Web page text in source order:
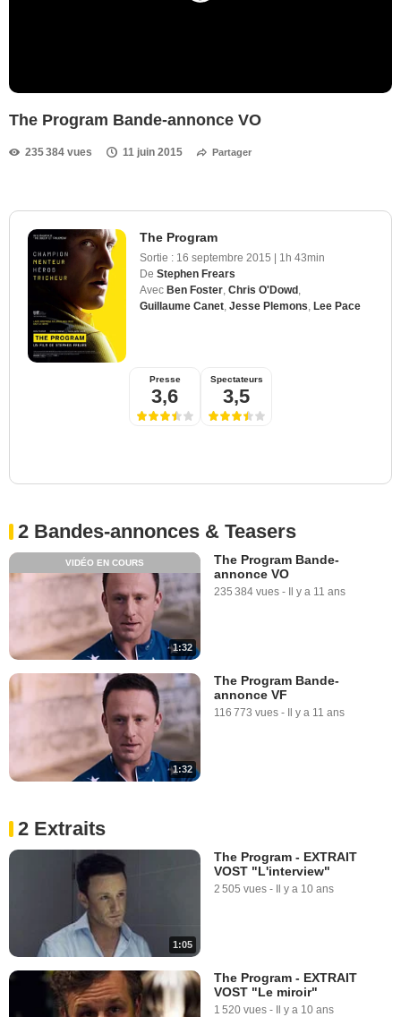
The Program Bande-annonce VO
235 384 vues 11 juin 2015 Partager
The Program
Sortie : 16 septembre 2015 | 1h 43min
De Stephen Frears
Avec Ben Foster Chris O'Dowd
Guillaume Canet Jesse Plemons Lee Pace
Presse
3,6
Spectateurs
3,5
2 Bandes-annonces & Teasers
1:32
VIDÉO EN COURS
The Program Bande-
annonce VO
235 384 vues - Il y a 11 ans
1:32
The Program Bande-
annonce VF
116 773 vues - Il y a 11 ans
2 Extraits
1:05
The Program - EXTRAIT
VOST "L'interview"
2 505 vues - Il y a 10 ans
The Program - EXTRAIT
VOST "Le miroir"
1 520 vues - Il y a 10 ans